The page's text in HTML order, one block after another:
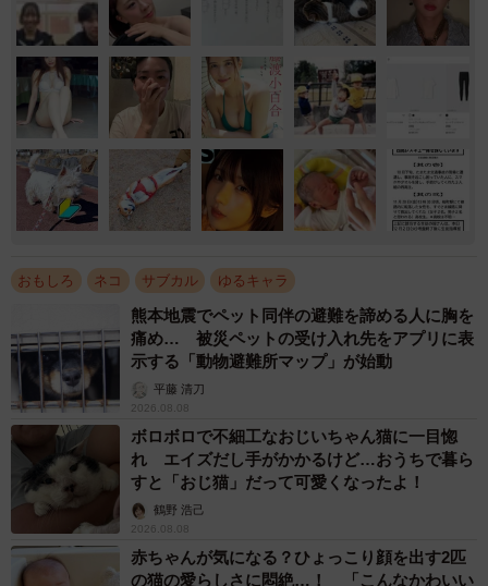
おもしろ ネコ サブカル ゆるキャラ
熊本地震でペット同伴の避難を諦める人に胸を
痛め… 被災ペットの受け入れ先をアプリに表
示する「動物避難所マップ」が始動
平藤 清刀
2026.08.08
ボロボロで不細工なおじいちゃん猫に一目惚
れ エイズだし手がかかるけど…おうちで暮ら
すと「おじ猫」だって可愛くなったよ！
鶴野 浩己
2026.08.08
赤ちゃんが気になる？ひょっこり顔を出す2匹
の猫の愛らしさに悶絶…！ 「こんなかわいい